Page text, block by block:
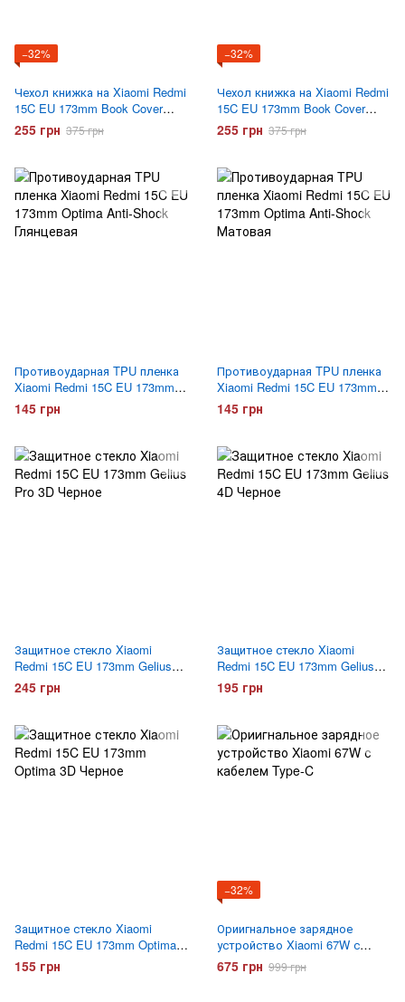
−32%
Чехол книжка на Xiaomi Redmi
15C EU 173mm Book Cover
Gelius Shell Case Синий
255 грн 375 грн
−32%
Чехол книжка на Xiaomi Redmi
15C EU 173mm Book Cover
Gelius Shell Case Сиреневый
255 грн 375 грн
Противоударная TPU пленка
Xiaomi Redmi 15C EU 173mm
Optima Anti-Shock Глянцевая
145 грн
Противоударная TPU пленка
Xiaomi Redmi 15C EU 173mm
Optima Anti-Shock Матовая
145 грн
Защитное стекло Xiaomi
Redmi 15C EU 173mm Gelius
Pro 3D Черное
245 грн
Защитное стекло Xiaomi
Redmi 15C EU 173mm Gelius
4D Черное
195 грн
Защитное стекло Xiaomi
Redmi 15C EU 173mm Optima
3D Черное
155 грн
−32%
Ориигнальное зарядное
устройство Xiaomi 67W с
кабелем Type-C
675 грн 999 грн